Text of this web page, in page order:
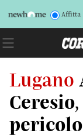
Affitta
Lugano